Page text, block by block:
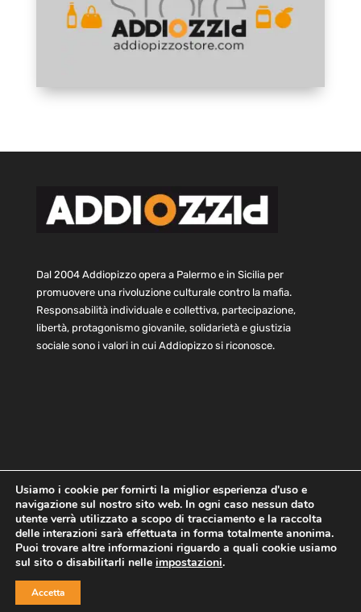
Dal 2004 Addiopizzo opera a Palermo e in Sicilia per
promuovere una rivoluzione culturale contro la mafia.
Responsabilità individuale e collettiva, partecipazione,
libertà, protagonismo giovanile, solidarietà e giustizia
sociale sono i valori in cui Addiopizzo si riconosce.
Home Statuto e bilancio
Contatti
Privacy
Cookie Child Protection Policy
Copyright © 2021 AddioPizzo | Tutti i diritti riservati | Sede
Usiamo i cookie per fornirti la miglior esperienza d'uso e
navigazione sul nostro sito web. In ogni caso nessun dato
utente verrà utilizzato a scopo di tracciamento e la raccolta
delle interazioni sarà effettuata in forma totalmente anonima.
Puoi trovare altre informazioni riguardo a quali cookie usiamo
sul sito o disabilitarli nelle impostazioni.
Accetta